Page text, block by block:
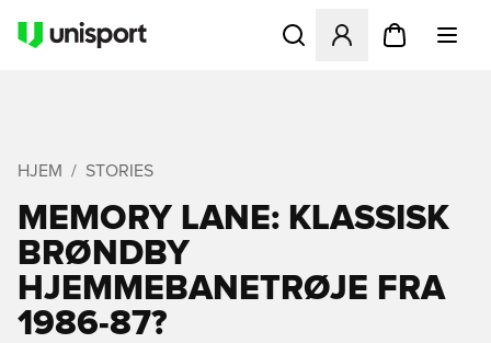
Åbner en Modal til at
HJEM STORIES
MEMORY LANE: KLASSISK
BRØNDBY
HJEMMEBANETRØJE FRA
1986-87?